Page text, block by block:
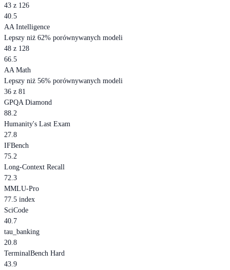
43 z 126
40.5
AA Intelligence
Lepszy niż 62% porównywanych modeli
48 z 128
66.5
AA Math
Lepszy niż 56% porównywanych modeli
36 z 81
GPQA Diamond
88.2
Humanity's Last Exam
27.8
IFBench
75.2
Long-Context Recall
72.3
MMLU-Pro
77.5 index
SciCode
40.7
tau_banking
20.8
TerminalBench Hard
43.9